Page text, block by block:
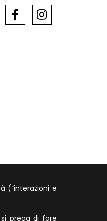
(“interazioni e
prega di fare